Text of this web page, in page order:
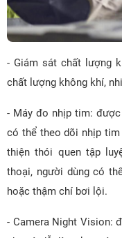
- Giám sát chất lượng
chất lượng không khí,
- Máy đo nhịp tim:
có thể theo dõi nhịp
thiện thói quen tập
thoại, người dùng có
hoặc thậm chí bơi lội.
- Camera Night Vision: